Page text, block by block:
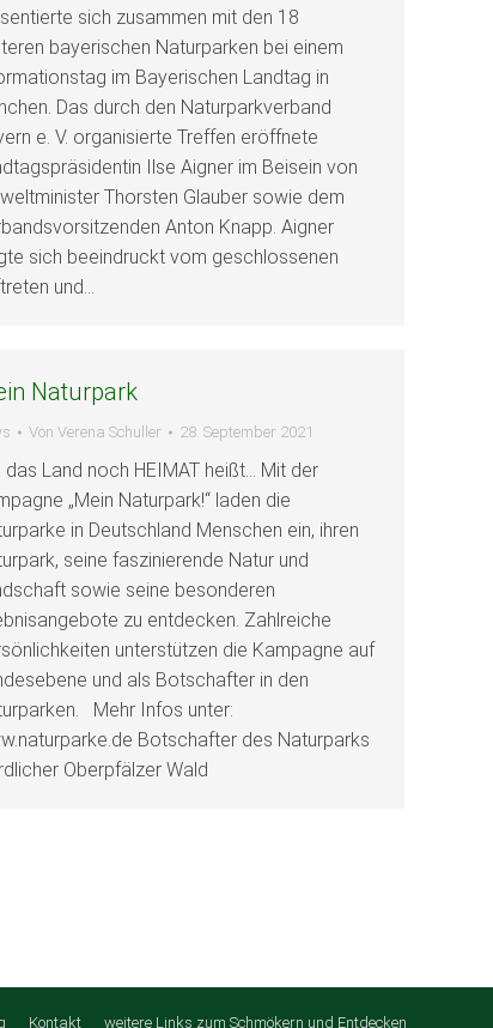
sich zusammen mit den 18
bayerischen Naturparken bei einem
im Bayerischen Landtag in
Das durch den Naturparkverband
e. V. organisierte Treffen eröffnete
Ilse Aigner im Beisein von
Thorsten Glauber sowie dem
Anton Knapp. Aigner
sich beeindruckt vom geschlossenen
und…
Naturpark
Von Verena Schuller 28. September 2021
das Land noch HEIMAT heißt… Mit der
„Mein Naturpark!“ laden die
in Deutschland Menschen ein, ihren
seine faszinierende Natur und
sowie seine besonderen
zu entdecken. Zahlreiche
unterstützen die Kampagne auf
und als Botschafter in den
Mehr Infos unter:
Botschafter des Naturparks
Oberpfälzer Wald
Kontakt weitere Links zum Schmökern und Entdecken